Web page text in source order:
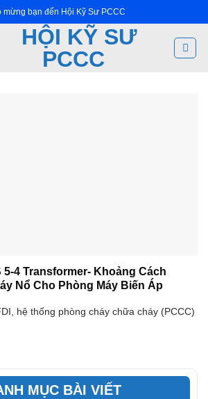
mừng bạn đến Hội Kỹ Sư PCCC
5-4 Transformer- Khoảng Cách
Nổ Cho Phòng Máy Biến Áp
hệ thống phòng cháy chữa cháy (PCCC)
MỤC BÀI VIẾT